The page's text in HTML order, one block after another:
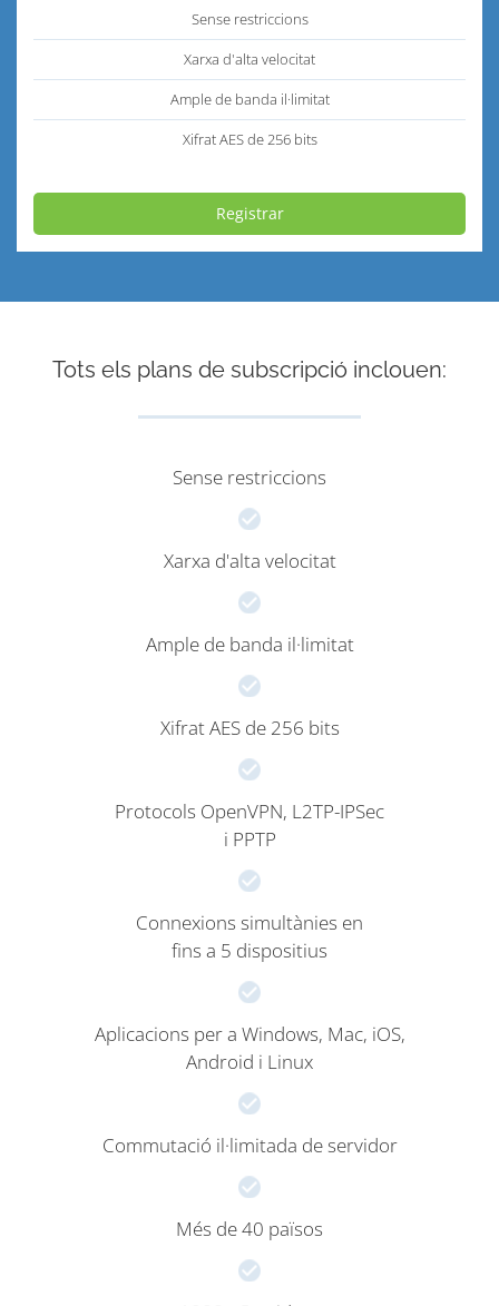
Sense restriccions
Xarxa d'alta velocitat
Ample de banda il·limitat
Xifrat AES de 256 bits
Registrar
Tots els plans de subscripció inclouen:
Sense restriccions
Xarxa d'alta velocitat
Ample de banda il·limitat
Xifrat AES de 256 bits
Protocols OpenVPN, L2TP-IPSec
i PPTP
Connexions simultànies en
fins a 5 dispositius
Aplicacions per a Windows, Mac, iOS,
Android i Linux
Commutació il·limitada de servidor
Més de 40 països